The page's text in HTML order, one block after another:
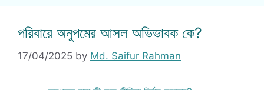
পরিবারে অনুপমের আসল অভিভাবক কে?
17/04/2025 by Md. Saifur Rahman